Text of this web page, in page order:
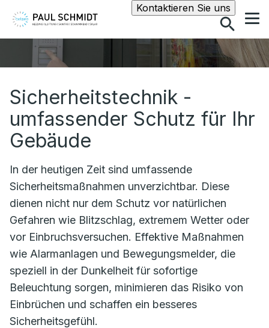
Kontaktieren Sie unsSuche
Sicherheitstechnik -
umfassender Schutz für Ihr
Gebäude
In der heutigen Zeit sind umfassende
Sicherheitsmaßnahmen unverzichtbar. Diese
dienen nicht nur dem Schutz vor natürlichen
Gefahren wie Blitzschlag, extremem Wetter oder
vor Einbruchsversuchen. Effektive Maßnahmen
wie Alarmanlagen und Bewegungsmelder, die
speziell in der Dunkelheit für sofortige
Beleuchtung sorgen, minimieren das Risiko von
Einbrüchen und schaffen ein besseres
Sicherheitsgefühl.